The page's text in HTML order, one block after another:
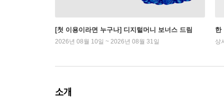
[첫 이용이라면 누구나] 디지털머니 보너스 드림
2026년 08월 10일 ~ 2026년 08월 31일
한
상
소개